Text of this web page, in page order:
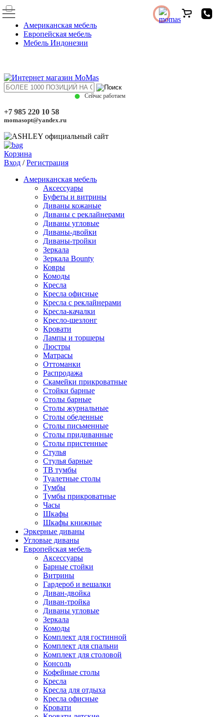
Американская мебель
Европейская мебель
Мебель Индонезии
Сейчас работаем
+7 985 220 10 58
momasopt@yandex.ru
Корзина
Вход /Регистрация
Американская мебель
Аксессуары
Буфеты и витрины
Диваны кожаные
Диваны с реклайнерами
Диваны угловые
Диваны-двойки
Диваны-тройки
Зеркала
Зеркала Bounty
Ковры
Комоды
Кресла
Кресла офисные
Кресла с реклайнерами
Кресла-качалки
Кресло-шезлонг
Кровати
Лампы и торшеры
Люстры
Матрасы
Оттоманки
Распродажа
Скамейки прикроватные
Стойки барные
Столы барные
Столы журнальные
Столы обеденные
Столы письменные
Столы придиванные
Столы пристенные
Стулья
Стулья барные
ТВ тумбы
Туалетные столы
Тумбы
Тумбы прикроватные
Часы
Шкафы
Шкафы книжные
Эркерные диваны
Угловые диваны
Европейская мебель
Аксессуары
Барные стойки
Витрины
Гардероб и вешалки
Диван-двойка
Диван-тройка
Диваны угловые
Зеркала
Комоды
Комплект для гостинной
Комплект для спальни
Комплект для столовой
Консоль
Кофейные столы
Кресла
Кресла для отдыха
Кресла офисные
Кровати